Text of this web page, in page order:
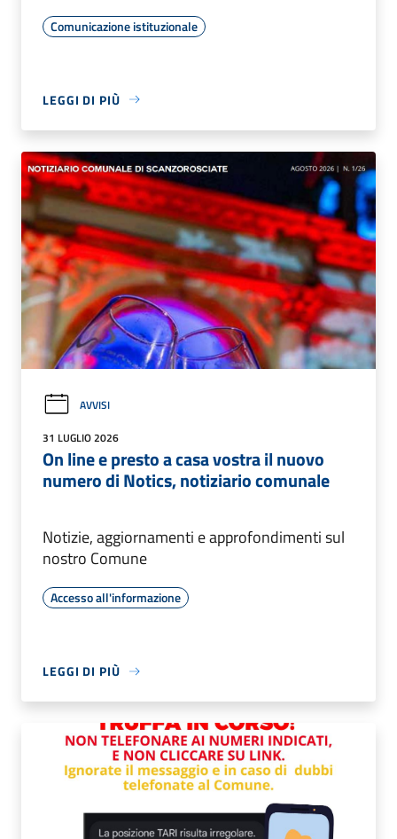
Comunicazione istituzionale
LEGGI DI PIÙ
AVVISI
31 LUGLIO 2026
On line e presto a casa vostra il nuovo
numero di Notics, notiziario comunale
Notizie, aggiornamenti e approfondimenti sul
nostro Comune
Accesso all'informazione
LEGGI DI PIÙ